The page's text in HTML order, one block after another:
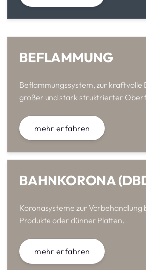
BEFLAMMUNG
Beflammungssystem, zur kraftvolle
großer und stark struktrierter
mehr erfahren
BAHNKORONA
Koronasysteme zur
Produkte oder dünner Platten.
mehr erfahren